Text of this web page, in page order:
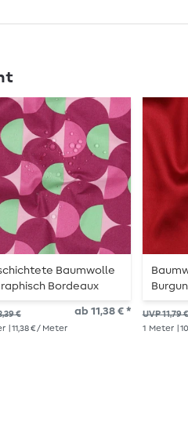
Baumwolle
Bordeaux
€ ab 11,38 € *
| 11,38 € / Meter
UVP 11,79 €
1 Meter |